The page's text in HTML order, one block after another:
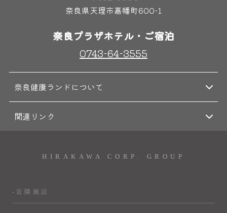
奈良県天理市嘉幡町600-1
奈良プラザホテル・ご宿泊
0743-64-3555
奈良健康ランドについて
関連リンク
HIRAKAWA CORP. GROUP
-近隣施設